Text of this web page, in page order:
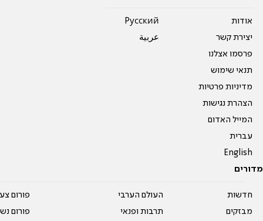
אודות
יצירת קשר
פרסמו אצלנו
תנאי שימוש
מדיניות פרטיות
הצהרת נגישות
המייל האדום
עברית
English
Pусский
عربية
מדורים
חדשות
מבזקים
העולם הערבי
תרבות ופנאי
פורום
פורום